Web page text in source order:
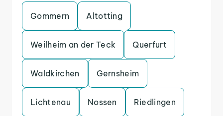
Gommern Altotting
Weilheim an der Teck Querfurt
Waldkirchen Gernsheim
Lichtenau Nossen Riedlingen